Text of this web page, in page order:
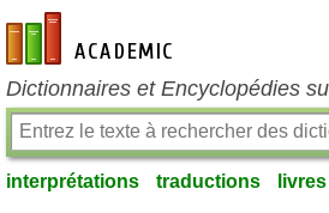
fr-academic.com
Dictionnaires et Encyclopédies
interprétations traductions livres